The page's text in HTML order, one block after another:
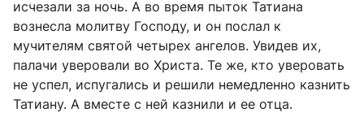
исчезали за ночь. А во время пыток Татиана
вознесла молитву Господу, и он послал к
мучителям святой четырех ангелов. Увидев их,
палачи уверовали во Христа. Те же, кто уверовать
не успел, испугались и решили немедленно казнить
Татиану. А вместе с ней казнили и ее отца.